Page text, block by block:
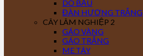
DÓ BẦU
ĐÀN HƯƠNG TRẮNG
CÂY LÂM NGHIỆP 2
GÁO VÀNG
GÁO TRẮNG
ME TÂY